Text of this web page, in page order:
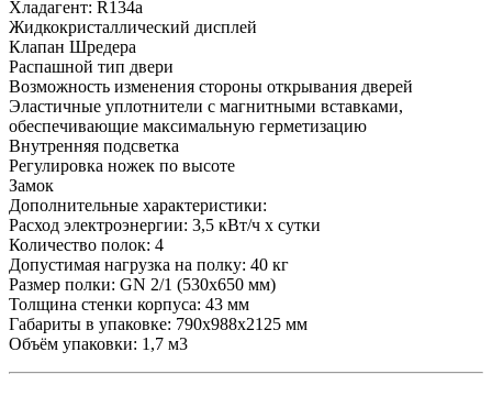
Хладагент: R134a
Жидкокристаллический дисплей
Клапан Шредера
Распашной тип двери
Возможность изменения стороны открывания дверей
Эластичные уплотнители с магнитными вставками,
обеспечивающие максимальную герметизацию
Внутренняя подсветка
Регулировка ножек по высоте
Замок
Дополнительные характеристики:
Расход электроэнергии: 3,5 кВт/ч х сутки
Количество полок: 4
Допустимая нагрузка на полку: 40 кг
Размер полки: GN 2/1 (530x650 мм)
Толщина стенки корпуса: 43 мм
Габариты в упаковке: 790х988х2125 мм
Объём упаковки: 1,7 м3